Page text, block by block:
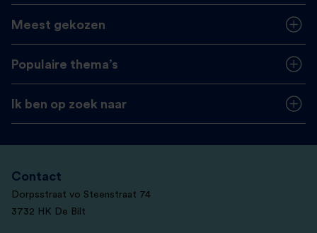
Meest gekozen
Populaire thema’s
Ik ben op zoek naar
Contact
Dorpsstraat vo Steenstraat 74
3732 HK De Bilt